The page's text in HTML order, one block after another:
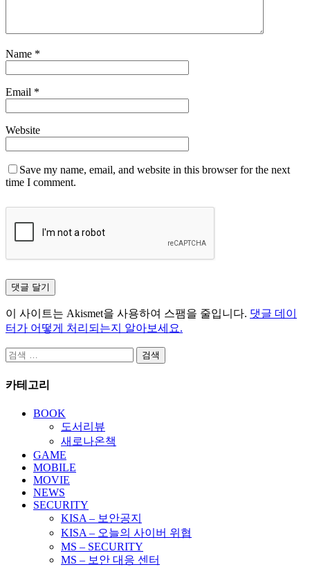
Name *
Email *
Website
Save my name, email, and website in this browser for the next
time I comment.
이 사이트는 Akismet을 사용하여 스팸을 줄입니다. 댓글 데이
터가 어떻게 처리되는지 알아보세요.
검
카테고리
BOOK
도서리뷰
새로나온책
GAME
MOBILE
MOVIE
NEWS
SECURITY
KISA – 보안공지
KISA – 오늘의 사이버 위협
MS – SECURITY
MS – 보안 대응 센터